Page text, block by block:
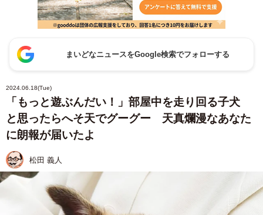
まいどなニュースをGoogle検索でフォローする
2024.06.18(Tue)
「もっと遊ぶんだい！」部屋中を走り回る子犬
と思ったらへそ天でグーグー 天真爛漫なあなた
に朗報が届いたよ
松田 義人